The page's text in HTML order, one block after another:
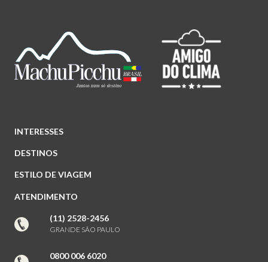
INTERESSES
DESTINOS
ESTILO DE VIAGEM
ATENDIMENTO
(11) 2528-2456
GRANDE SÃO PAULO
0800 006 6020